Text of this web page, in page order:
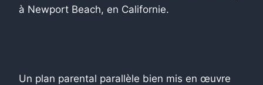
à Newport Beach, en Californie.
Un plan parental parallèle bien mis en œuvre